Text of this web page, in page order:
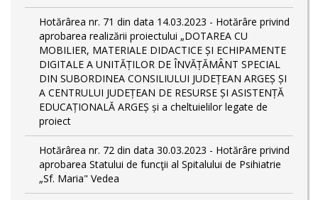
Hotărârea nr. 71 din data 14.03.2023 - Hotărâre privind
aprobarea realizării proiectului „DOTAREA CU
MOBILIER, MATERIALE DIDACTICE ȘI ECHIPAMENTE
DIGITALE A UNITĂȚILOR DE ÎNVĂȚĂMÂNT SPECIAL
DIN SUBORDINEA CONSILIULUI JUDEȚEAN ARGEȘ ȘI
A CENTRULUI JUDEȚEAN DE RESURSE ȘI ASISTENȚĂ
EDUCAȚIONALĂ ARGEȘ și a cheltuielilor legate de
proiect
Hotărârea nr. 72 din data 30.03.2023 - Hotărâre privind
aprobarea Statului de funcţii al Spitalului de Psihiatrie
„Sf. Maria" Vedea